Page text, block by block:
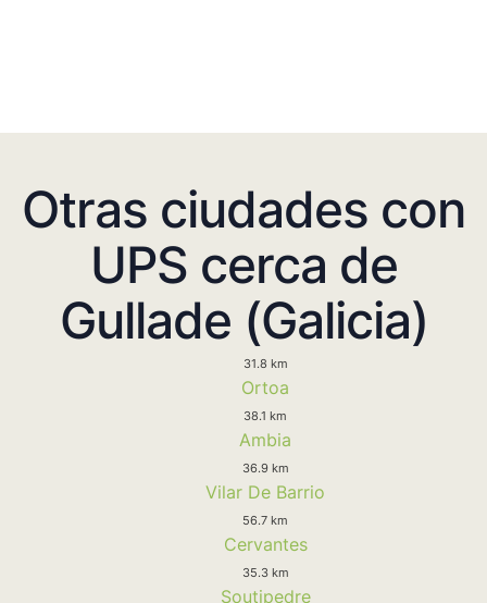
Otras ciudades con
UPS cerca de
Gullade (Galicia)
31.8 km
Ortoa
38.1 km
Ambia
36.9 km
Vilar De Barrio
56.7 km
Cervantes
35.3 km
Soutipedre